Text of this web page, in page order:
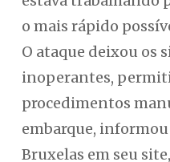
o mais rápido
O ataque deixou os
inoperantes,
procedimentos
embarque,
Bruxelas em seu